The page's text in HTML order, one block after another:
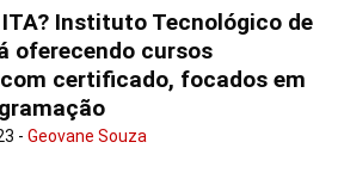
Instituto Tecnológico de
oferecendo cursos
certificado, focados em
- Geovane Souza